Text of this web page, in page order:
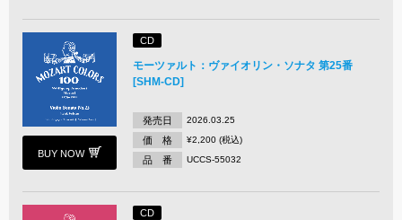
BUY NOW
CD
モーツァルト：ヴァイオリン・ソナタ 第25番
[SHM-CD]
発売日 2026.03.25
価 格 ¥2,200 (税込)
品 番 UCCS-55032
CD